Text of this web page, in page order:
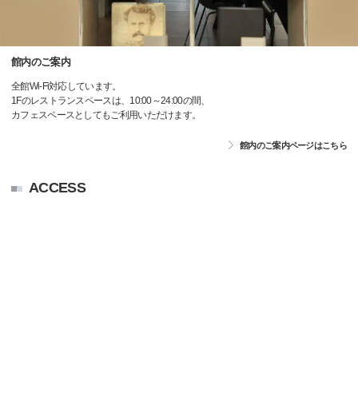
館内のご案内
全館Wi-Fi対応しています。
1Fのレストランスペースは、10:00～24:00の間、
カフェスペースとしてもご利用いただけます。
館内のご案内ページはこちら
ACCESS